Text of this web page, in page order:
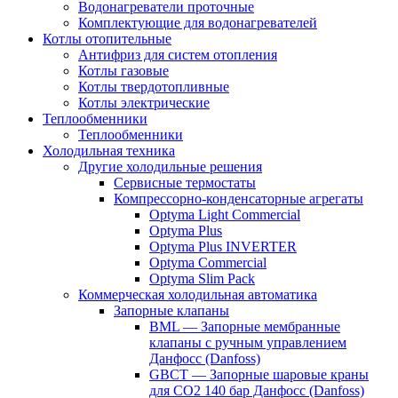
Водонагреватели проточные
Комплектующие для водонагревателей
Котлы отопительные
Антифриз для систем отопления
Котлы газовые
Котлы твердотопливные
Котлы электрические
Теплообменники
Теплообменники
Холодильная техника
Другие холодильные решения
Сервисные термостаты
Компрессорно-конденсаторные агрегаты
Optyma Light Commercial
Optyma Plus
Optyma Plus INVERTER
Optyma Commercial
Optyma Slim Pack
Коммерческая холодильная автоматика
Запорные клапаны
BML — Запорные мембранные
клапаны с ручным управлением
Данфосс (Danfoss)
GBCT — Запорные шаровые краны
для CO2 140 бар Данфосс (Danfoss)